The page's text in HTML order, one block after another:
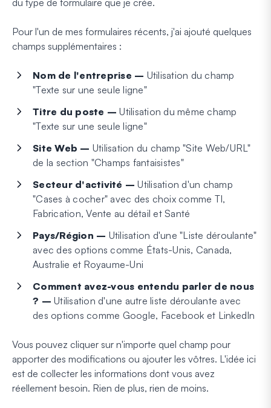
Pour l'un de mes formulaires récents, j'ai ajouté quelques
champs supplémentaires :
Nom de l'entreprise – Utilisation du champ
"Texte sur une seule ligne"
Titre du poste – Utilisation du même champ
"Texte sur une seule ligne"
Site Web – Utilisation du champ "Site Web/URL"
de la section "Champs fantaisistes"
Secteur d'activité –Utilisation d'un champ
"Cases à cocher" avec des choix comme TI,
Fabrication, Vente au détail et Santé
Pays/Région – Utilisation d'une "Liste déroulante"
avec des options comme États-Unis, Canada,
Australie et Royaume-Uni
Comment avez-vous entendu parler de nous
? – Utilisation d'une autre liste déroulante avec
des options comme Google, Facebook et LinkedIn
Vous pouvez cliquer sur n'importe quel champ pour
apporter des modifications ou ajouter les vôtres. L'idée ici
est de collecter les informations dont vous avez
réellement besoin. Rien de plus, rien de moins.